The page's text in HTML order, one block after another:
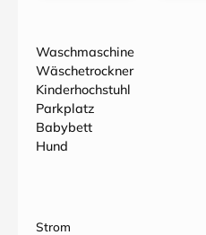
Waschmaschine
Wäschetrockner
Kinderhochstuhl
Parkplatz
Babybett
Hund
Strom